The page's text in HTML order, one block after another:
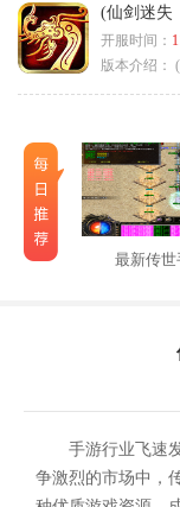
(仙剑迷失
开服时间：
版本介绍：
最新传世
手游行业飞速
争激烈的市场中，